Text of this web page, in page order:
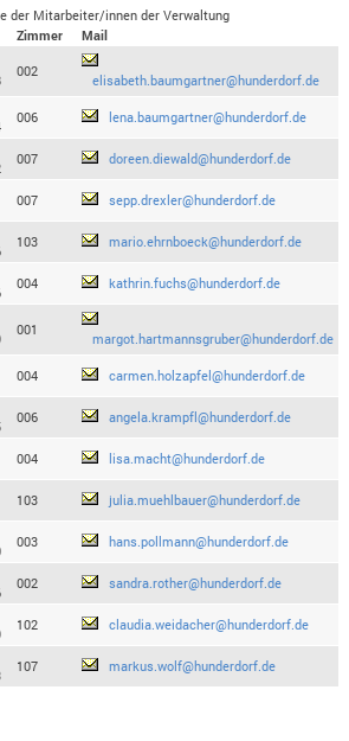
der Mitarbeiter/innen der Verwaltung
Zimmer
Mail
002
elisabeth.baumgartner@hunderdorf.de
006 lena.baumgartner@hunderdorf.de
007 doreen.diewald@hunderdorf.de
007 sepp.drexler@hunderdorf.de
103 mario.ehrnboeck@hunderdorf.de
004 kathrin.fuchs@hunderdorf.de
001
margot.hartmannsgruber@hunderdorf.de
004 carmen.holzapfel@hunderdorf.de
006 angela.krampfl@hunderdorf.de
004 lisa.macht@hunderdorf.de
103 julia.muehlbauer@hunderdorf.de
003 hans.pollmann@hunderdorf.de
002 sandra.rother@hunderdorf.de
102 claudia.weidacher@hunderdorf.de
107 markus.wolf@hunderdorf.de